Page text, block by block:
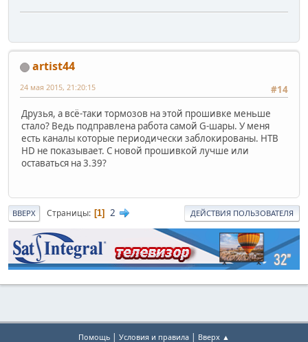
artist44
#14
24 мая 2015, 21:20:15
Друзья, а всё-таки тормозов на этой прошивке меньше
стало? Ведь подправлена работа самой G-шары. У меня
есть каналы которые периодически заблокированы. НТВ
HD не показывает. С новой прошивкой лучше или
оставаться на 3.39?
ВВЕРХ Страницы 1 2 ДЕЙСТВИЯ ПОЛЬЗОВАТЕЛЯ
Помощь | Условия и правила | Вверх ▲